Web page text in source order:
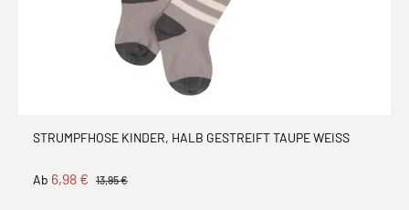
STRUMPFHOSE KINDER, HALB GESTREIFT TAUPE WEISS
Ab 6,98 € 13,95 €